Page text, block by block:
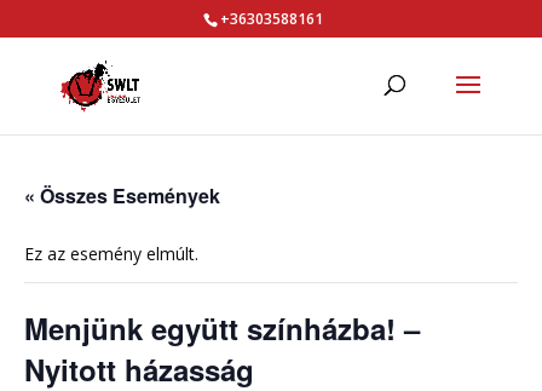
+36303588161
« Összes Események
Ez az esemény elmúlt.
Menjünk együtt színházba! –
Nyitott házasság